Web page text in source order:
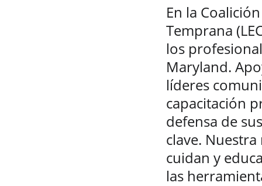
En la
Temprana
los
Maryland.
líderes
capacitación
defensa de
clave.
cuidan y
las